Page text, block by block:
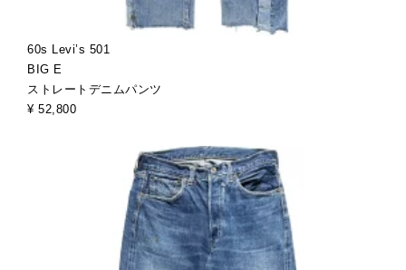
60s Levi’s 501
BIG E
ストレートデニムパンツ
¥ 52,800